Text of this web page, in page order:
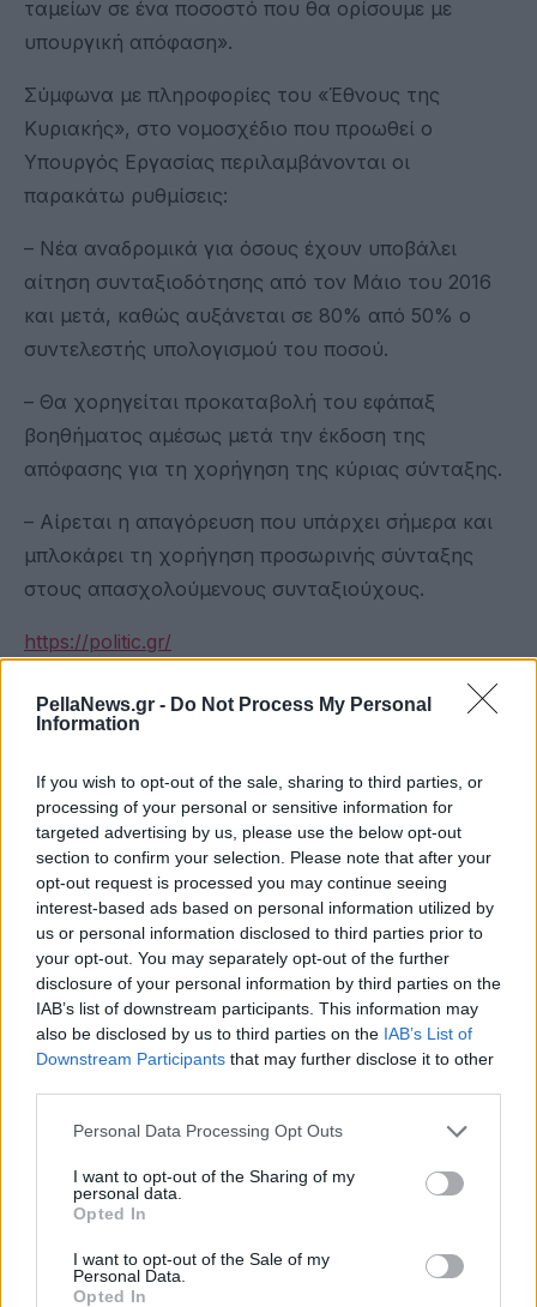
PellaNews.gr - Do Not Process My Personal
Information
If you wish to opt-out of the sale, sharing to third parties, or
processing of your personal or sensitive information for
targeted advertising by us, please use the below opt-out
section to confirm your selection. Please note that after your
opt-out request is processed you may continue seeing
interest-based ads based on personal information utilized by
us or personal information disclosed to third parties prior to
your opt-out. You may separately opt-out of the further
disclosure of your personal information by third parties on the
IAB’s list of downstream participants. This information may
also be disclosed by us to third parties on the IAB’s List of
Downstream Participants that may further disclose it to other
Personal Data Processing Opt Outs
I want to opt-out of the Sharing of my
personal data.
Opted In
I want to opt-out of the Sale of my
Personal Data.
Opted In
ταμείων σε ένα ποσοστό που θα ορίσουμε με
υπουργική απόφαση».
Σύμφωνα με πληροφορίες του «Έθνους της
Κυριακής», στο νομοσχέδιο που προωθεί ο
Υπουργός Εργασίας περιλαμβάνονται οι
παρακάτω ρυθμίσεις:
– Νέα αναδροµικά για όσους έχουν υποβάλει
αίτηση συνταξιοδότησης από τον Μάιο του 2016
και µετά, καθώς αυξάνεται σε 80% από 50% ο
συντελεστής υπολογισµού του ποσού.
– Θα χορηγείται προκαταβολή του εφάπαξ
βοηθήµατος αµέσως µετά την έκδοση της
απόφασης για τη χορήγηση της κύριας σύνταξης.
– Αίρεται η απαγόρευση που υπάρχει σήµερα και
µπλοκάρει τη χορήγηση προσωρινής σύνταξης
στους απασχολούµενους συνταξιούχους.
https://politic.gr/